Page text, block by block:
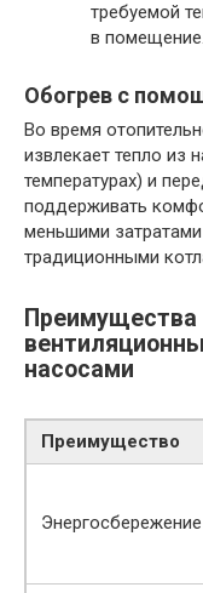
требуемой
в помещение.
Обогрев с
Во время
извлекает тепло из
температурах) и
поддерживать
меньшими
традиционными
Преимущества
насосами
Преимущество
Энергосбережение